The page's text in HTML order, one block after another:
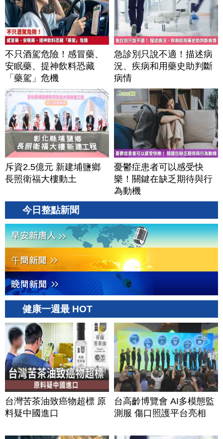
不只酒駕危險！感冒藥、
安眠藥、提神飲料恐藏
「藥駕」危機
急診別只說不適！描述病
況、疾病和用藥史助判斷
病情
斥資2.5億元 新建埔鹽鄉
長照衛福大樓動土
憂鬱症患者可以感受快
樂！關鍵在缺乏期待與行
為動機
今日整點新聞
健康一週最 HOT
台灣苦茶油致癌物超標 原
料疑中國進口
台高齡博覽會 AI多模態監
測服 傷口照護平台亮相